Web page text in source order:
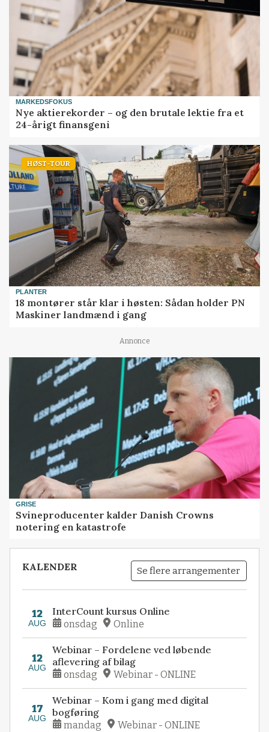
MARKEDSFOKUS
Nye aktierekorder – og den brutale lektie fra et
24-årigt finansgeni
HØST-TOUR
PLANTER
18 montører står klar i høsten: Sådan holder PN
Maskiner landmænd i gang
Annonce
GRISE
Svineproducenter kalder Danish Crowns
notering en katastrofe
KALENDER Se flere arrangementer
12
AUG
InterCount kursus Online
onsdag Online
12
AUG
Webinar – Fordelene ved løbende
aflevering af bilag
onsdag Webinar - ONLINE
17
AUG
Webinar – Kom i gang med digital
bogføring
mandag Webinar - ONLINE